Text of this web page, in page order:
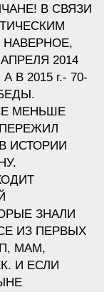
В СВЯЗИ
2014
В 2015 г.- 70-
МЕНЬШЕ
ИСТОРИИ
ЗНАЛИ
ИЗ ПЕРВЫХ
МАМ,
И ЕСЛИ